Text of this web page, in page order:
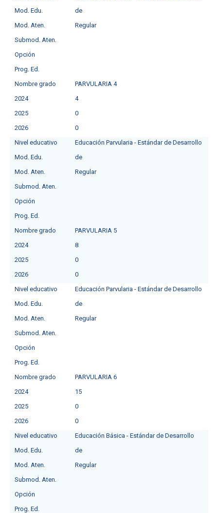
Mod. Edu.
de
Mod. Aten.
Regular
Submod. Aten.
Opción
Prog. Ed.
Nombre grado
PARVULARIA 4
2024
4
2025
0
2026
0
Nivel educativo
Educación Parvularia - Estándar de Desarrollo
Mod. Edu.
de
Mod. Aten.
Regular
Submod. Aten.
Opción
Prog. Ed.
Nombre grado
PARVULARIA 5
2024
8
2025
0
2026
0
Nivel educativo
Educación Parvularia - Estándar de Desarrollo
Mod. Edu.
de
Mod. Aten.
Regular
Submod. Aten.
Opción
Prog. Ed.
Nombre grado
PARVULARIA 6
2024
15
2025
0
2026
0
Nivel educativo
Educación Básica - Estándar de Desarrollo
Mod. Edu.
de
Mod. Aten.
Regular
Submod. Aten.
Opción
Prog. Ed.